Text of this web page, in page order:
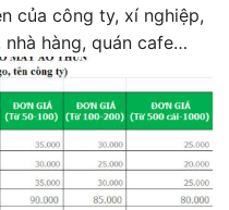
của công ty, xí nghiệp,
hàng, quán cafe…